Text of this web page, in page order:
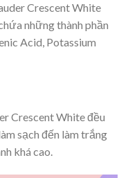
Crescent White
những thành phần
Acid, Potassium
Crescent White đều
sạch đến làm trắng
khá cao.